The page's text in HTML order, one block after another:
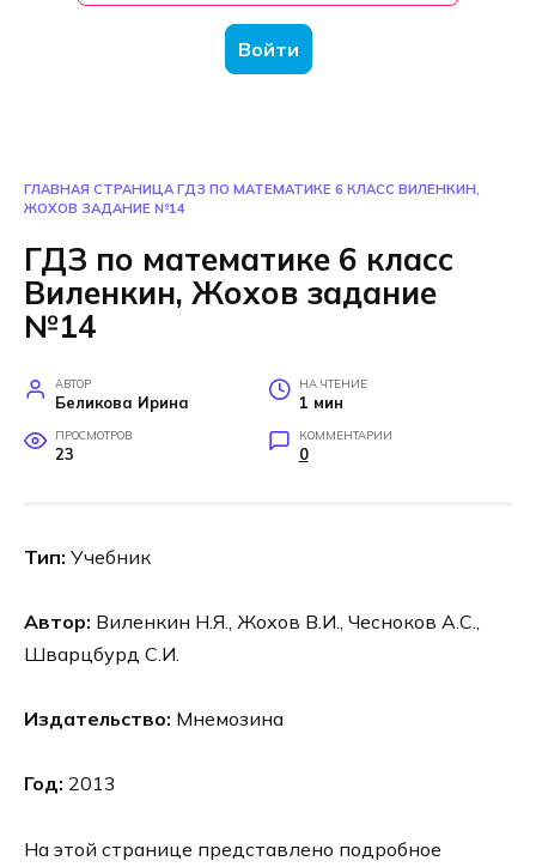
Войти
ГЛАВНАЯ СТРАНИЦА ГДЗ ПО МАТЕМАТИКЕ 6 КЛАСС ВИЛЕНКИН,
ЖОХОВ ЗАДАНИЕ №14
ГДЗ по математике 6 класс
Виленкин, Жохов задание
№14
АВТОР
Беликова Ирина
НА ЧТЕНИЕ
1 мин
ПРОСМОТРОВ
23
КОММЕНТАРИИ
0
Тип: Учебник
Автор: Виленкин Н.Я., Жохов В.И., Чесноков А.С.,
Шварцбурд С.И.
Издательство: Мнемозина
Год: 2013
На этой странице представлено подробное